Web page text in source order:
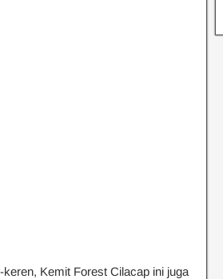
Kemit Forest Cilacap ini juga